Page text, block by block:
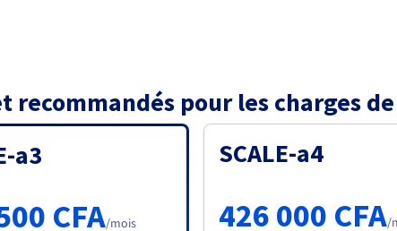
recommandés pour les charges
a3
CFA/mois
SCALE-a4
426 000 CFA/